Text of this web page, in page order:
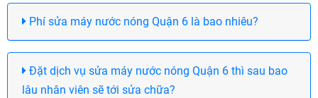
Phí sửa máy nước nóng Quận 6 là bao nhiêu?
Đặt dịch vụ sửa máy nước nóng Quận 6 thì sau bao
lâu nhân viên sẽ tới sửa chữa?